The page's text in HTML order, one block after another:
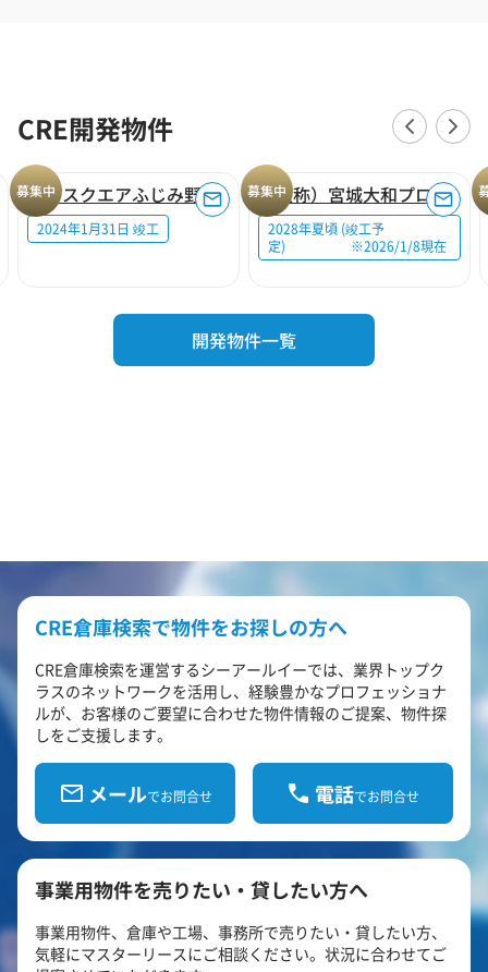
CRE開発物件
募集中
ロジスクエアふじみ野A
2024年1月31日 竣工
募集中 （仮称）宮城大和プロジェクト
2028年夏頃 (竣工予
定) ※2026/1/8現在
開発物件一覧
CRE倉庫検索で物件をお探しの方へ
CRE倉庫検索を運営するシーアールイーでは、業界トップク
ラスのネットワークを活用し、経験豊かなプロフェッショナ
ルが、お客様のご要望に合わせた物件情報のご提案、物件探
しをご支援します。
メールでお問合せ 電話でお問合せ
事業用物件を売りたい・貸したい方へ
事業用物件、倉庫や工場、事務所で売りたい・貸したい方、
気軽にマスターリースにご相談ください。状況に合わせてご